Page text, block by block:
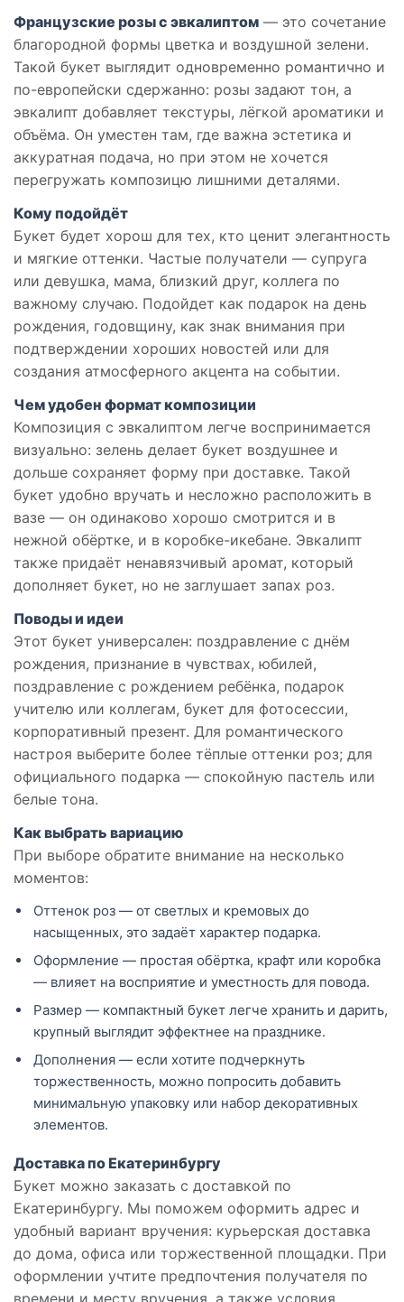
Французские розы с эвкалиптом — это сочетание
благородной формы цветка и воздушной зелени.
Такой букет выглядит одновременно романтично и
по-европейски сдержанно: розы задают тон, а
эвкалипт добавляет текстуры, лёгкой ароматики и
объёма. Он уместен там, где важна эстетика и
аккуратная подача, но при этом не хочется
перегружать композицю лишними деталями.
Кому подойдёт
Букет будет хорош для тех, кто ценит элегантность
и мягкие оттенки. Частые получатели — супруга
или девушка, мама, близкий друг, коллега по
важному случаю. Подойдет как подарок на день
рождения, годовщину, как знак внимания при
подтверждении хороших новостей или для
создания атмосферного акцента на событии.
Чем удобен формат композиции
Композиция с эвкалиптом легче воспринимается
визуально: зелень делает букет воздушнее и
дольше сохраняет форму при доставке. Такой
букет удобно вручать и несложно расположить в
вазе — он одинаково хорошо смотрится и в
нежной обёртке, и в коробке-икебане. Эвкалипт
также придаёт ненавязчивый аромат, который
дополняет букет, но не заглушает запах роз.
Поводы и идеи
Этот букет универсален: поздравление с днём
рождения, признание в чувствах, юбилей,
поздравление с рождением ребёнка, подарок
учителю или коллегам, букет для фотосессии,
корпоративный презент. Для романтического
настроя выберите более тёплые оттенки роз; для
официального подарка — спокойную пастель или
белые тона.
Как выбрать вариацию
При выборе обратите внимание на несколько
моментов:
Оттенок роз — от светлых и кремовых до
насыщенных, это задаёт характер подарка.
Оформление — простая обёртка, крафт или коробка
— влияет на восприятие и уместность для повода.
Размер — компактный букет легче хранить и дарить,
крупный выглядит эффектнее на празднике.
Дополнения — если хотите подчеркнуть
торжественность, можно попросить добавить
минимальную упаковку или набор декоративных
элементов.
Доставка по Екатеринбургу
Букет можно заказать с доставкой по
Екатеринбургу. Мы поможем оформить адрес и
удобный вариант вручения: курьерская доставка
до дома, офиса или торжественной площадки. При
оформлении учтите предпочтения получателя по